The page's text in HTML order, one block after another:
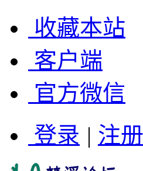
收藏本站
客户端
官方微信
登录 | 注册